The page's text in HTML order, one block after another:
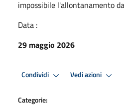
impossibile l'allontanamento
Data :
29 maggio 2026
Condividi Vedi azioni
Categorie: